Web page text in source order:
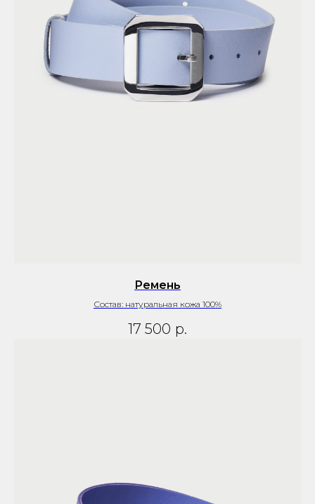
Ремень
Состав: натуральная кожа 100%
17 500 р.